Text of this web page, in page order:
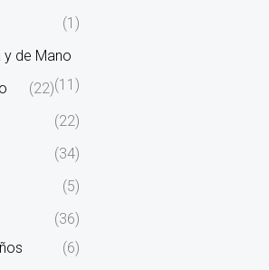
(1)
y de Mano
(11)
(22)
(22)
(34)
(5)
(36)
(6)